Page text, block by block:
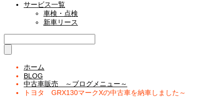
サービス一覧
車検・点検
新車リース
ホーム
BLOG
中古車販売 ～ブログメニュー～
トヨタ GRX130マークXの中古車を納車しました～